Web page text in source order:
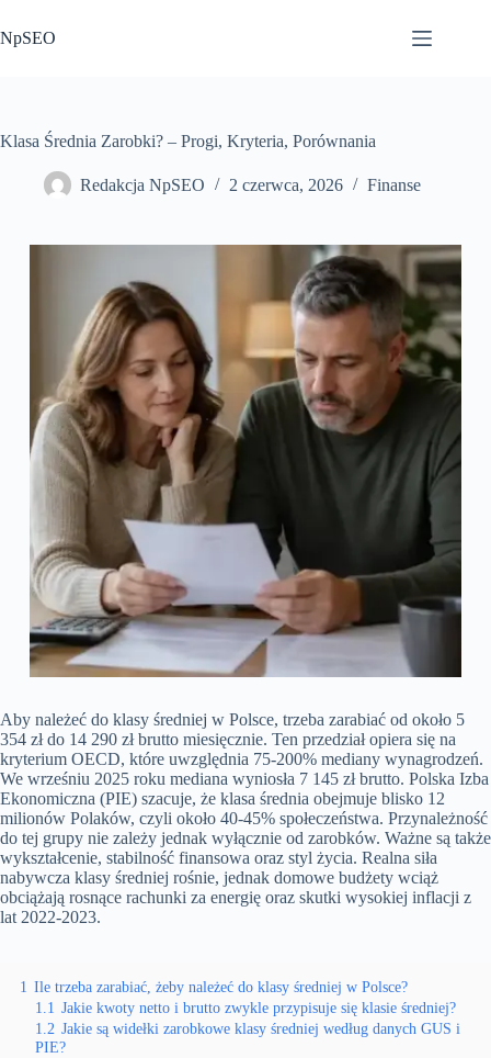
do
treści
NpSEO
Klasa Średnia Zarobki? – Progi, Kryteria, Porównania
Redakcja NpSEO 2 czerwca, 2026 Finanse
Aby należeć do klasy średniej w Polsce, trzeba zarabiać od około 5
354 zł do 14 290 zł brutto miesięcznie. Ten przedział opiera się na
kryterium OECD, które uwzględnia 75-200% mediany wynagrodzeń.
We wrześniu 2025 roku mediana wyniosła 7 145 zł brutto. Polska Izba
Ekonomiczna (PIE) szacuje, że klasa średnia obejmuje blisko 12
milionów Polaków, czyli około 40-45% społeczeństwa. Przynależność
do tej grupy nie zależy jednak wyłącznie od zarobków. Ważne są także
wykształcenie, stabilność finansowa oraz styl życia. Realna siła
nabywcza klasy średniej rośnie, jednak domowe budżety wciąż
obciążają rosnące rachunki za energię oraz skutki wysokiej inflacji z
lat 2022-2023.
1 Ile trzeba zarabiać, żeby należeć do klasy średniej w Polsce?
1.1 Jakie kwoty netto i brutto zwykle przypisuje się klasie średniej?
1.2 Jakie są widełki zarobkowe klasy średniej według danych GUS i
PIE?